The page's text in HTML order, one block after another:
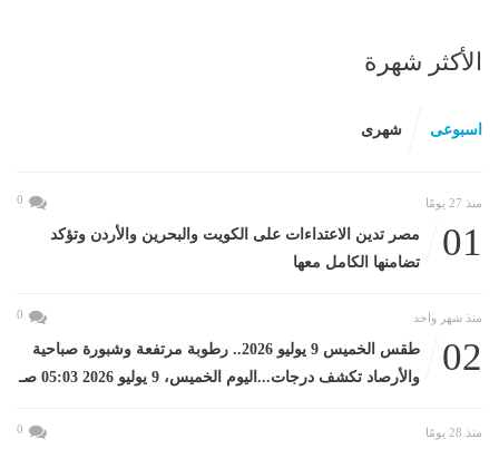
الأكثر شهرة
اسبوعى شهرى
منذ 27 يومًا 0
01
مصر تدين الاعتداءات على الكويت والبحرين والأردن وتؤكد
تضامنها الكامل معها
منذ شهر واحد 0
02
طقس الخميس 9 يوليو 2026.. رطوبة مرتفعة وشبورة صباحية
والأرصاد تكشف درجات...اليوم الخميس، 9 يوليو 2026 05:03 صـ
منذ 28 يومًا 0